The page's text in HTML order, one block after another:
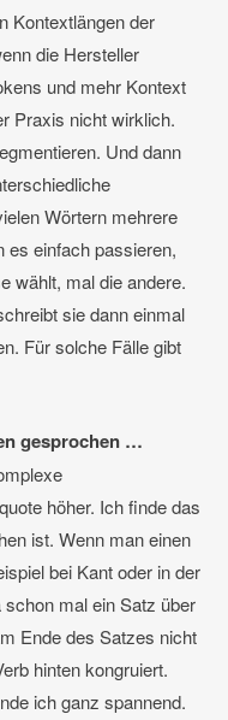
Kontextlängen der
die Hersteller
und mehr Kontext
Praxis nicht wirklich.
Und dann
Wörtern mehrere
es einfach passieren,
wählt, mal die andere.
sie dann einmal
Für solche Fälle gibt
gesprochen …
höher. Ich finde das
ist. Wenn man einen
bei Kant oder in der
mal ein Satz über
Ende des Satzes nicht
hinten kongruiert.
ich ganz spannend.